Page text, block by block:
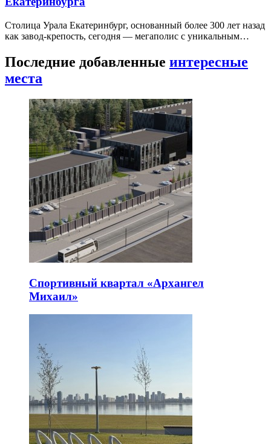
Столица Урала Екатеринбург, основанный более 300 лет назад
как завод-крепость, сегодня — мегаполис с уникальным…
Последние добавленные интересные
места
Спортивный квартал «Архангел
Михаил»